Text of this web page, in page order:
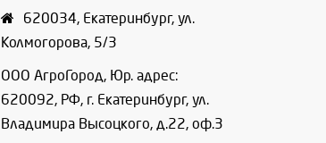
620034, Екатеринбург, ул.
Колмогорова, 5/3
ООО АгроГород, Юр. адрес:
620092, РФ, г. Екатеринбург, ул.
Владимира Высоцкого, д.22, оф.3